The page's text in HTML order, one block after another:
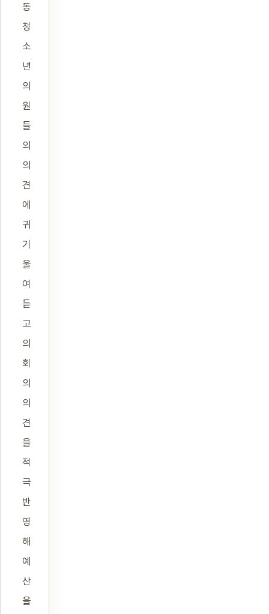
동
청
소
년
의
원
들
의
의
견
에
귀
기
울
여
듣
고
의
회
의
의
견
을
적
극
반
영
해
예
산
을